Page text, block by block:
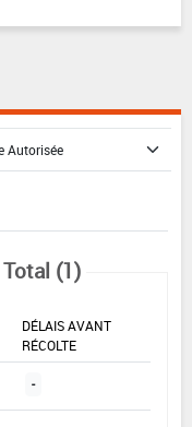
(1)
DÉLAIS AVANT
RÉCOLTE
-